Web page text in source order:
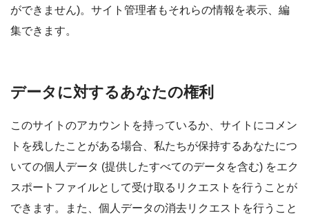
ができません)。サイト管理者もそれらの情報を表示、編
集できます。
データに対するあなたの権利
このサイトのアカウントを持っているか、サイトにコメン
トを残したことがある場合、私たちが保持するあなたにつ
いての個人データ (提供したすべてのデータを含む) をエク
スポートファイルとして受け取るリクエストを行うことが
できます。また、個人データの消去リクエストを行うこと